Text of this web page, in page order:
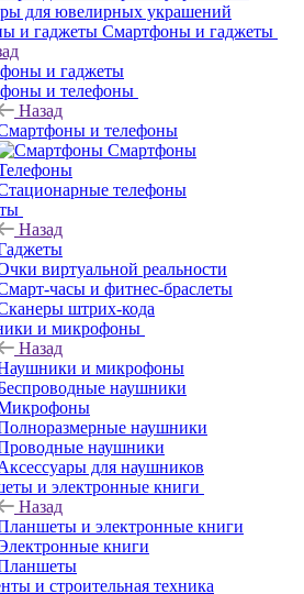
для ювелирных украшений
Смартфоны и гаджеты
и гаджеты
и телефоны
Назад
и телефоны
Смартфоны
телефоны
Назад
виртуальной реальности
часы и фитнес-браслеты
штрих-кода
и микрофоны
Назад
и микрофоны
наушники
наушники
наушники
для наушников
и электронные книги
Назад
и электронные книги
книги